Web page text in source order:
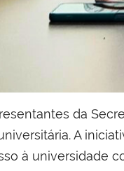
da
A
à universidade